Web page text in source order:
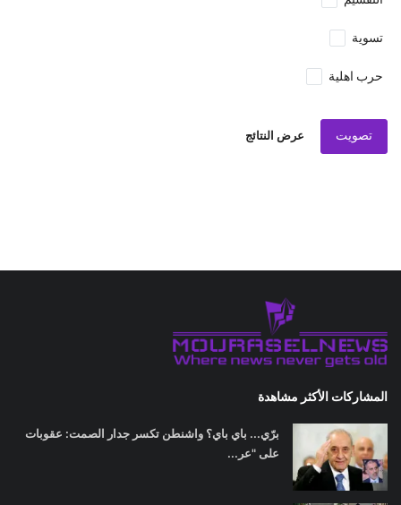
تسوية
حرب اهلية
تصويت عرض النتائج
المشاركات الأكثر مشاهدة
برّي... باي باي؟ واشنطن تكسر جدار الصمت: عقوبات
على "عر...